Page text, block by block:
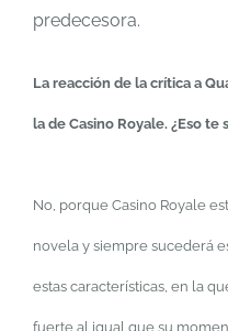
predecesora.
La reacción de la crítica a
la de Casino Royale. ¿Eso te
No, porque Casino Royale
novela y siempre sucederá
estas características, en la
fuerte al igual que su